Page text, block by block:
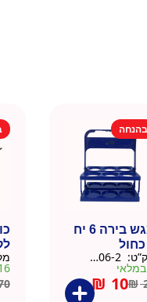
בהנחה
מגש בירה 6 יח
₪
₪ 10
16